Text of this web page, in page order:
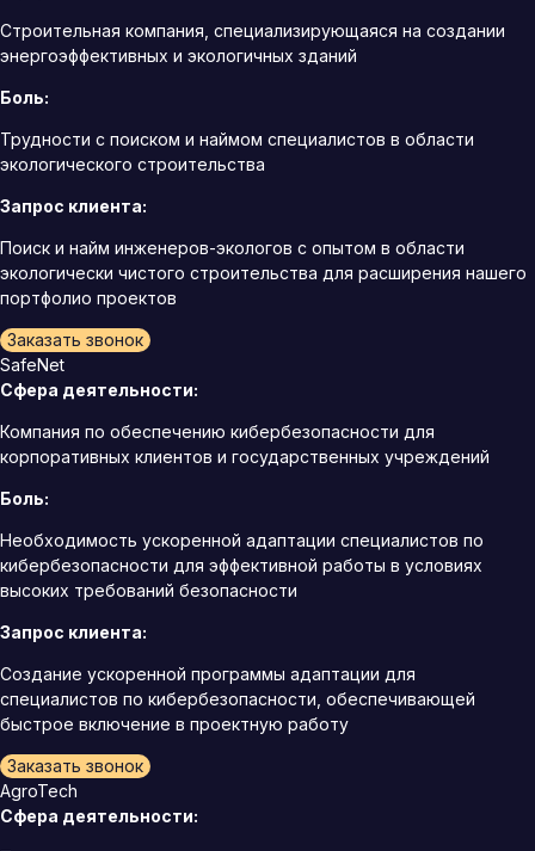
Строительная компания, специализирующаяся на создании
энергоэффективных и экологичных зданий
Боль:
Трудности с поиском и наймом специалистов в области
экологического строительства
Запрос клиента:
Поиск и найм инженеров-экологов с опытом в области
экологически чистого строительства для расширения нашего
портфолио проектов
Заказать звонок
SafeNet
Сфера деятельности:
Компания по обеспечению кибербезопасности для
корпоративных клиентов и государственных учреждений
Боль:
Необходимость ускоренной адаптации специалистов по
кибербезопасности для эффективной работы в условиях
высоких требований безопасности
Запрос клиента:
Создание ускоренной программы адаптации для
специалистов по кибербезопасности, обеспечивающей
быстрое включение в проектную работу
Заказать звонок
AgroTech
Сфера деятельности: